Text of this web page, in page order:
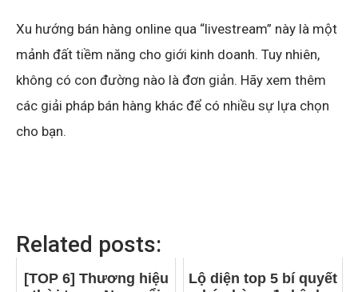
Xu hướng bán hàng online qua “livestream” này là một
mảnh đất tiềm năng cho giới kinh doanh. Tuy nhiên,
không có con đường nào là đơn giản. Hãy xem thêm
các giải pháp bán hàng khác để có nhiều sự lựa chọn
cho bạn.
Related posts:
[TOP 6] Thương hiệu
Lộ diện top 5 bí quyết